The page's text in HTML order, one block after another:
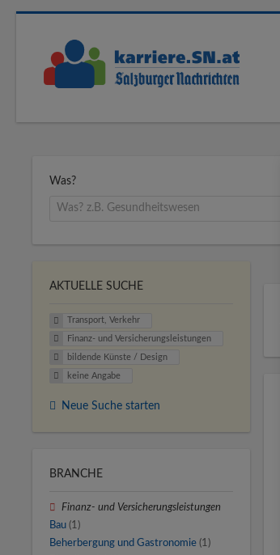
Was?
AKTUELLE SUCHE
Transport, Verkehr
Finanz- und Versicherungsleistungen
bildende Künste / Design
keine Angabe
Neue Suche starten
BRANCHE
Finanz- und Versicherungsleistungen
Bau (1)
Beherbergung und Gastronomie (1)